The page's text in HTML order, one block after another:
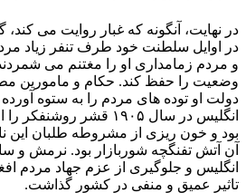
در نهایت، آنگونه که غبار روایت می
در اوایل سلطنت خود طرف تنفر زیاد
و مردم زمامداری او را مغتنم می
وضعیت را حفظ کند. حکام و مامورین
دولت او توده های مردم را به ستوه آورده
انگلیس در سال ۱۹۰۵ قشر
بود و خون ریزی از مشروطه طلبان این
آن آتش تفنگچه شوربازار بود. نرمش و
انگلیس و جلوگیری از عزم جهاد مردم
تاثیر عمیق و منفی در کشور گذاشت.